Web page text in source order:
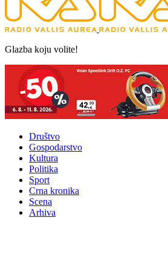
Glazba koju volite!
Društvo
Gospodarstvo
Kultura
Politika
Sport
Crna kronika
Scena
Arhiva